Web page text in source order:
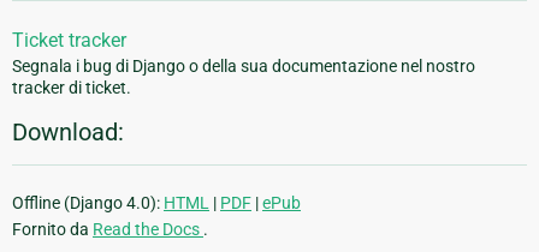
Ticket tracker
Segnala i bug di Django o della sua documentazione nel nostro
tracker di ticket.
Download:
Offline (Django 4.0): HTML | PDF |ePub
Fornito da Read the Docs .